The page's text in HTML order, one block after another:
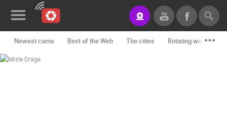
News&Blog
Newest cams Best of the Web The cities Rotating webcams -